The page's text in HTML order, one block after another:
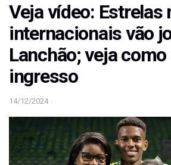
Veja vídeo: Estrelas
internacionais vão
Lanchão; veja
ingresso
14/12/2024